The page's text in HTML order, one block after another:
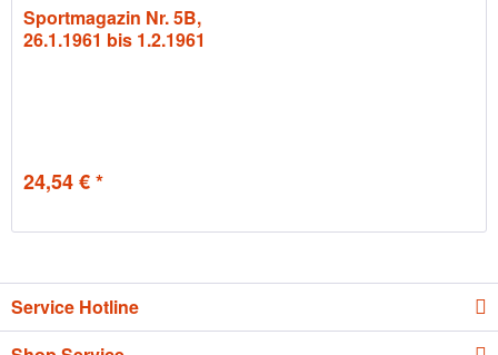
Sportmagazin Nr. 5B,
26.1.1961 bis 1.2.1961
24,54 € *
Service Hotline